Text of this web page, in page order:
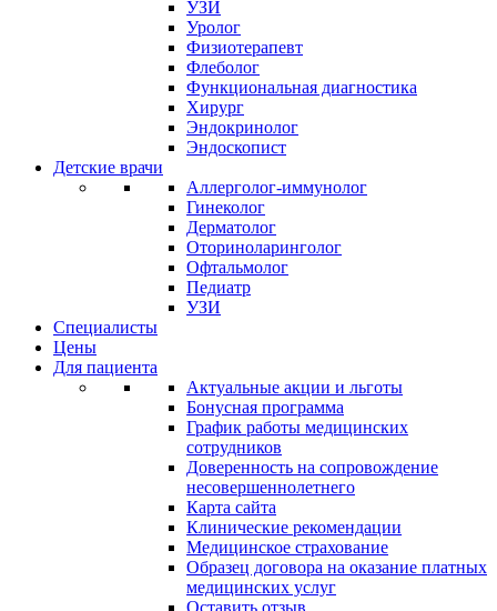
УЗИ
Уролог
Физиотерапевт
Флеболог
Функциональная диагностика
Хирург
Эндокринолог
Эндоскопист
Детские врачи
Аллерголог-иммунолог
Гинеколог
Дерматолог
Оториноларинголог
Офтальмолог
Педиатр
УЗИ
Специалисты
Цены
Для пациента
Актуальные акции и льготы
Бонусная программа
График работы медицинских
сотрудников
Доверенность на сопровождение
несовершеннолетнего
Карта сайта
Клинические рекомендации
Медицинское страхование
Образец договора на оказание платных
медицинских услуг
Оставить отзыв